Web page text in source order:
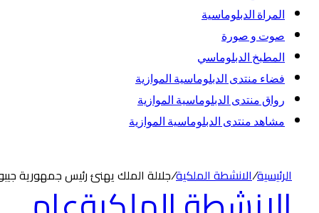
المراة الدبلوماسية
صوت و صورة
المطبخ الدبلوماسي
فضاء منتدى الدبلوماسية الموازية
رواق منتدى الدبلوماسية الموازية
مشاهد منتدى الدبلوماسية الموازية
الرئيسية/الانشطة الملكية/جلالة الملك يهنئ رئيس جمهورية